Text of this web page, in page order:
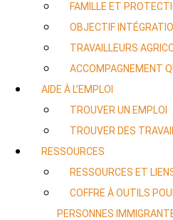
FAMILLE ET
OBJECTIF
TRAVAILLEURS
ACCOMPAGNEMENT
AIDE À L’EMPLOI
TROUVER UN EMPLOI
TROUVER DES
RESSOURCES
RESSOURCES ET
COFFRE À OUTILS
PERSONNES